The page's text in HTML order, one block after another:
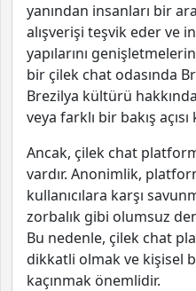
yanından insanları bir
alışverişi teşvik eder ve
yapılarını
bir çilek chat odasında
Brezilya kültürü
veya farklı bir bakış
Ancak, çilek chat
vardır. Anonimlik,
kullanıcılara karşı
zorbalık gibi olumsuz
Bu nedenle, çilek chat
dikkatli olmak ve kişisel
kaçınmak önemlidir.